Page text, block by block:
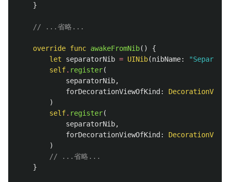
}
// ...省略...
override func awakeFromNib()
{
let
separatorNib = UINib(nibName:
self. register(
separatorNib,
forDecorationViewOfKind :
)
self. register(
separatorNib,
forDecorationViewOfKind :
)
// ...省略...
}